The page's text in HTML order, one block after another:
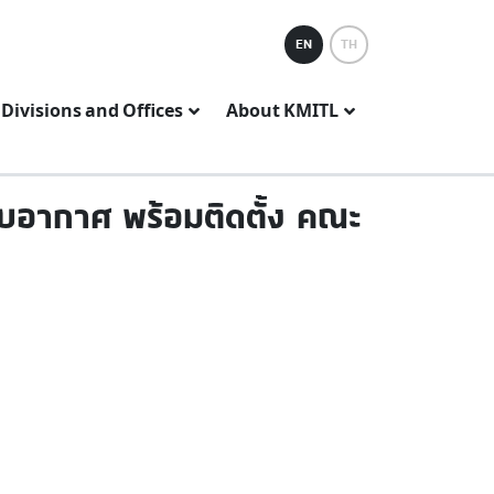
EN TH
and Offices About KMITL
อากาศ พร้อมติดตั้ง คณะ